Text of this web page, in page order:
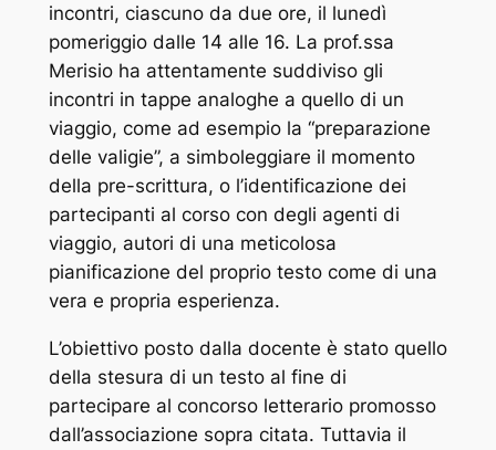
incontri, ciascuno da due ore, il lunedì
pomeriggio dalle 14 alle 16. La prof.ssa
Merisio ha attentamente suddiviso gli
incontri in tappe analoghe a quello di un
viaggio, come ad esempio la “preparazione
delle valigie”, a simboleggiare il momento
della pre-scrittura, o l’identificazione dei
partecipanti al corso con degli agenti di
viaggio, autori di una meticolosa
pianificazione del proprio testo come di una
vera e propria esperienza.
L’obiettivo posto dalla docente è stato quello
della stesura di un testo al fine di
partecipare al concorso letterario promosso
dall’associazione sopra citata. Tuttavia il